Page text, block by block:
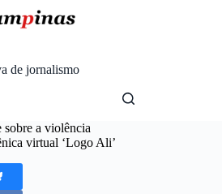
de jornalismo
a violência
virtual ‘Logo Ali’